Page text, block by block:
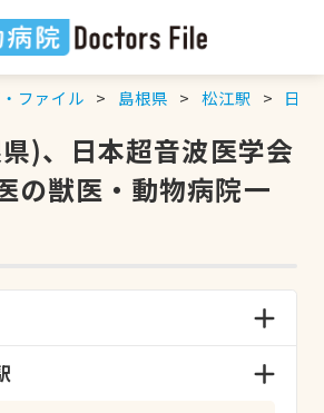
ファイル 島根県 松江駅 日本
)、日本超音波医学会
の獣医・動物病院一